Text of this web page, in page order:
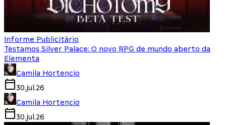
Informe Publicitário
Testamos Silver Palace: O novo RPG de mundo aberto da
Elementa
Camila Hortencio
30.jul.26
Camila Hortencio
30.jul.26